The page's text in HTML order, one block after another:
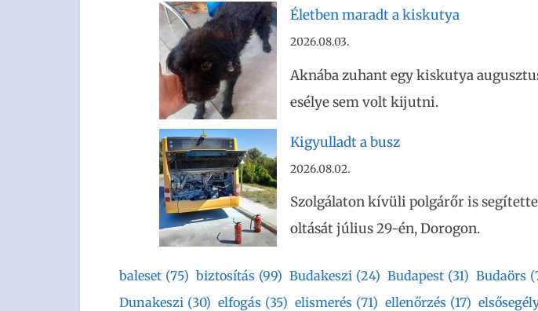
Életben maradt a kiskutya
2026.08.03.
Aknába zuhant egy kiskutya
esélye sem volt kijutni.
Kigyulladt a busz
2026.08.02.
Szolgálaton kívüli polgárőr is
oltását július 29-én, Dorogon.
baleset (75) biztosítás (99) Budakeszi (24) Budapest (31) Budaörs
Dunakeszi (30) elfogás (35) elismerés (71) ellenőrzés (17)